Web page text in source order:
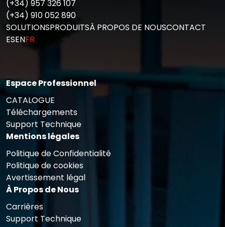
(+34) 957 326 107
(+34) 910 052 890
SOLUTIONSPRODUITSÀ PROPOS DE NOUSCONTACT
ESENFR
Espace Professionnel
CATALOGUE
Téléchargements
Support Technique
Mentions légales
Politique de Confidentialité
Politique de cookies
Avertissement légal
À Propos de Nous
Carrières
Support Technique